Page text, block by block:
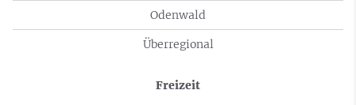
Odenwald
Überregional
Freizeit